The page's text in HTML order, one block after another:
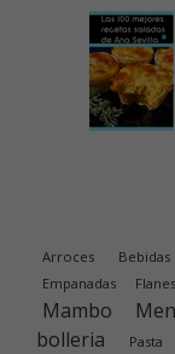
Arroces Bebidas
Empanadas
Mambo
bolleria
Pasta